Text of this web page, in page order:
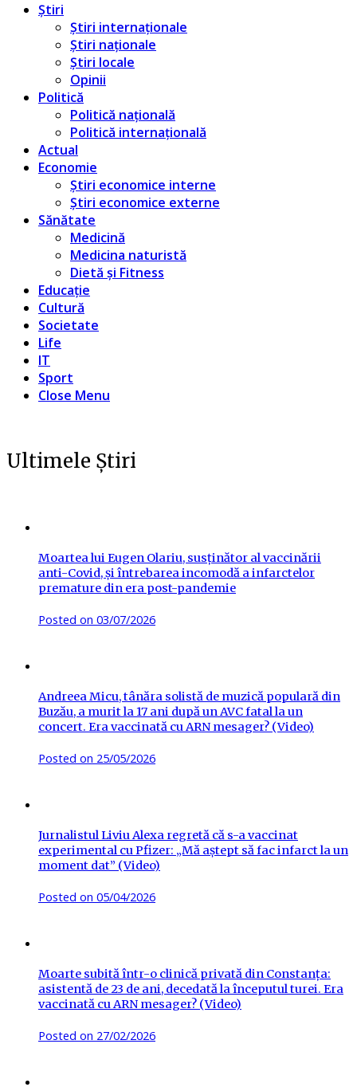
Știri
Știri internaționale
Știri naționale
Știri locale
Opinii
Politică
Politică națională
Politică internațională
Actual
Economie
Știri economice interne
Știri economice externe
Sănătate
Medicină
Medicina naturistă
Dietă și Fitness
Educație
Cultură
Societate
Life
IT
Sport
Close Menu
Ultimele Știri
Moartea lui Eugen Olariu, susținător al vaccinării
anti-Covid, și întrebarea incomodă a infarctelor
premature din era post-pandemie
Posted on 03/07/2026
Andreea Micu, tânăra solistă de muzică populară din
Buzău, a murit la 17 ani după un AVC fatal la un
concert. Era vaccinată cu ARN mesager? (Video)
Posted on 25/05/2026
Jurnalistul Liviu Alexa regretă că s-a vaccinat
experimental cu Pfizer: „Mă aștept să fac infarct la un
moment dat” (Video)
Posted on 05/04/2026
Moarte subită într-o clinică privată din Constanța:
asistentă de 23 de ani, decedată la începutul turei. Era
vaccinată cu ARN mesager? (Video)
Posted on 27/02/2026